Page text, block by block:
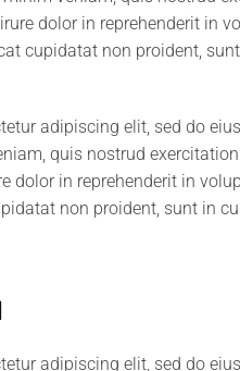
dolor in reprehenderit in
cupidatat non proident,
adipiscing elit, sed do
quis nostrud
dolor in reprehenderit in
non proident, sunt in
adipiscing elit, sed do